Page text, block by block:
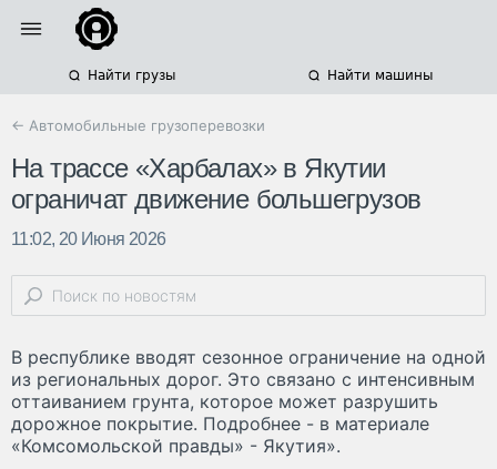
Найти грузы Найти машины
← Автомобильные грузоперевозки
На трассе «Харбалах» в Якутии
ограничат движение большегрузов
11:02, 20 Июня 2026
В республике вводят сезонное ограничение на одной
из региональных дорог. Это связано с интенсивным
оттаиванием грунта, которое может разрушить
дорожное покрытие. Подробнее - в материале
«Комсомольской правды» - Якутия».